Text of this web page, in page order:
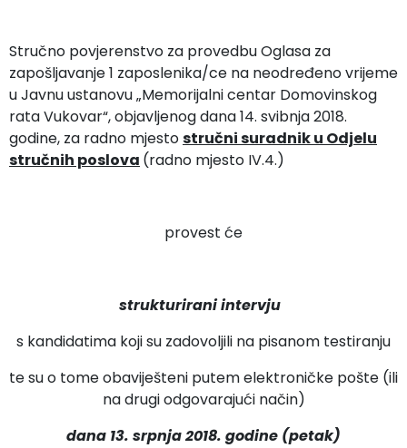
Stručno povjerenstvo za provedbu Oglasa za
zapošljavanje 1 zaposlenika/ce na neodređeno vrijeme
u Javnu ustanovu „Memorijalni centar Domovinskog
rata Vukovar“, objavljenog dana 14. svibnja 2018.
godine, za radno mjestostručni suradnik u Odjelu
stručnih poslova (radno mjesto IV.4.)
provest će
strukturirani intervju
s kandidatima koji su zadovoljili na pisanom testiranju
te su o tome obaviješteni putem elektroničke pošte (ili
na drugi odgovarajući način)
dana 13. srpnja 2018. godine (petak)